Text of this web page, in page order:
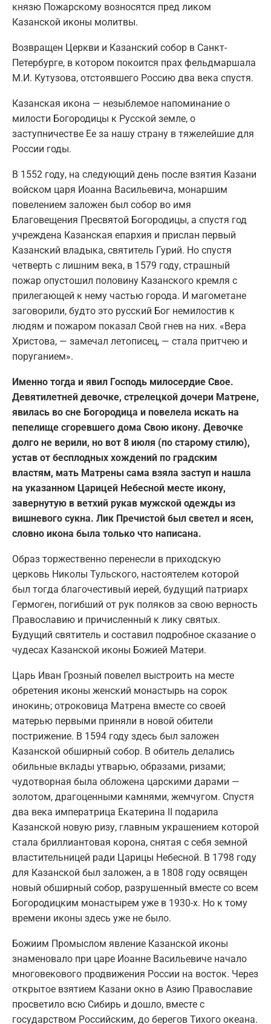
князю Пожарскому возносятся пред ликом
Казанской иконы молитвы.
Возвращен Церкви и Казанский собор в Санкт-
Петербурге, в котором покоится прах фельдмаршала
М.И. Кутузова, отстоявшего Россию два века спустя.
Казанская икона — незыблемое напоминание о
милости Богородицы к Русской земле, о
заступничестве Ее за нашу страну в тяжелейшие для
России годы.
В 1552 году, на следующий день после взятия Казани
войском царя Иоанна Васильевича, монаршим
повелением заложен был собор во имя
Благовещения Пресвятой Богородицы, а спустя год
учреждена Казанская епархия и прислан первый
Казанский владыка, святитель Гурий. Но спустя
четверть с лишним века, в 1579 году, страшный
пожар опустошил половину Казанского кремля с
прилегающей к нему частью города. И магометане
заговорили, будто это русский Бог немилостив к
людям и пожаром показал Свой гнев на них. «Вера
Христова, — замечал летописец, — стала притчею и
поруганием».
Именно тогда и явил Господь милосердие Свое.
Девятилетней девочке, стрелецкой дочери Матрене,
явилась во сне Богородица и повелела искать на
пепелище сгоревшего дома Свою икону. Девочке
долго не верили, но вот 8 июля (по старому стилю),
устав от бесплодных хождений по градским
властям, мать Матрены сама взяла заступ и нашла
на указанном Царицей Небесной месте икону,
завернутую в ветхий рукав мужской одежды из
вишневого сукна. Лик Пречистой был светел и ясен,
словно икона была только что написана.
Образ торжественно перенесли в приходскую
церковь Николы Тульского, настоятелем которой
был тогда благочестивый иерей, будущий патриарх
Гермоген, погибший от рук поляков за свою верность
Православию и причисленный к лику святых.
Будущий святитель и составил подробное сказание о
чудесах Казанской иконы Божией Матери.
Царь Иван Грозный повелел выстроить на месте
обретения иконы женский монастырь на сорок
инокинь; отроковица Матрена вместе со своей
матерью первыми приняли в новой обители
пострижение. В 1594 году здесь был заложен
Казанской обширный собор. В обитель делались
обильные вклады утварью, образами, ризами;
чудотворная была обложена царскими дарами —
золотом, драгоценными камнями, жемчугом. Спустя
два века императрица Екатерина II подарила
Казанской новую ризу, главным украшением которой
стала бриллиантовая корона, снятая с себя земной
властительницей ради Царицы Небесной. В 1798 году
для Казанской был заложен, а в 1808 году освящен
новый обширный собор, разрушенный вместе со всем
Богородицким монастырем уже в 1930-х. Но к тому
времени иконы здесь уже не было.
Божиим Промыслом явление Казанской иконы
знаменовало при царе Иоанне Васильевиче начало
многовекового продвижения России на восток. Через
открытое взятием Казани окно в Азию Православие
просветило всю Сибирь и дошло, вместе с
государством Российским, до берегов Тихого океана.